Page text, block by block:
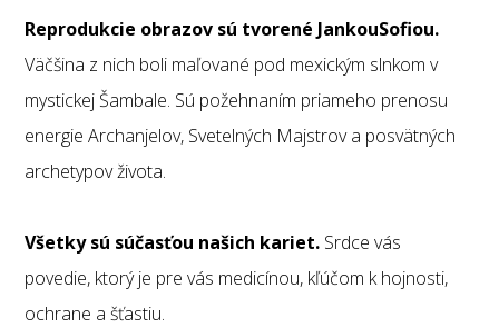
Reprodukcie obrazov sú tvorené JankouSofiou.
Väčšina z nich boli maľované pod mexickým slnkom v
mystickej Šambale. Sú požehnaním priameho prenosu
energie Archanjelov, Svetelných Majstrov a posvätných
archetypov života.
Všetky sú súčasťou našich kariet. Srdce vás
povedie, ktorý je pre vás medicínou, kľúčom k hojnosti,
ochrane a šťastiu.